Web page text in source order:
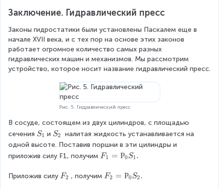
Заключение. Гидравлический пресс
Законы гидростатики были установлены Паскалем еще в
начале XVII века, и с тех пор на основе этих законов
работает огромное количество самых разных
гидравлических машин и механизмов. Мы рассмотрим
устройство, которое носит название гидравлический пресс.
Рис. 5. Гидравлический пресс
В сосуде, состоящем из двух цилиндров, с площадью
сечения S
_
1
S1 и S
_
2
S2
налитая жидкость устанавливается на
одной высоте. Поставив поршни в эти цилиндры и
приложив силу F1, получим F
1
F1 = Р0S1 .
Приложив силу F
F2 , получим F
F2 = Р0S2.